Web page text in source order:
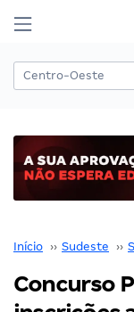
Início ›› Sudeste ››
Concurso